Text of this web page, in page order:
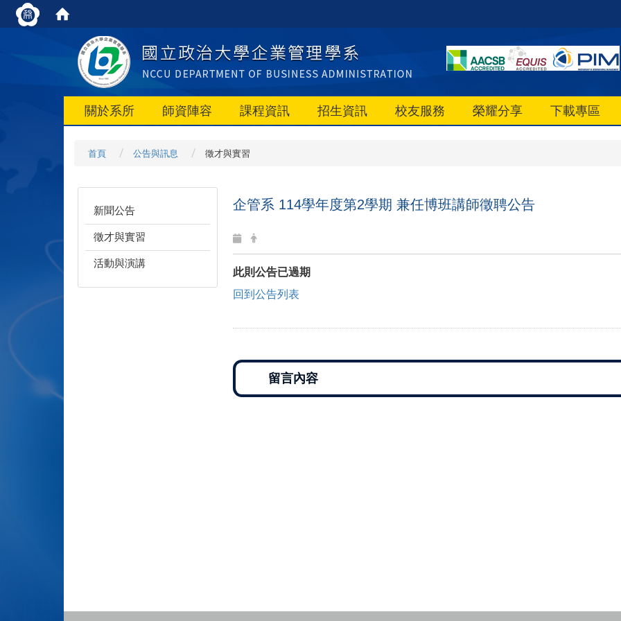
關於系所 師資陣容 課程資訊 招生資訊 校友服務 榮耀分享 下載專區
首頁 公告與訊息 徵才與實習
新聞公告
徵才與實習
活動與演講
企管系 114學年度第2學期 兼任博班講師徵聘公告
此則公告已過期
回到公告列表